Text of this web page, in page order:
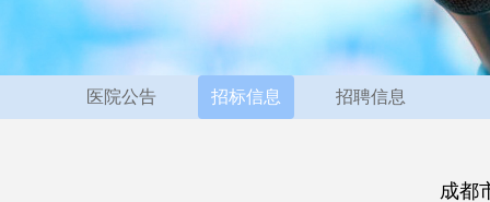
医院公告 招标信息 招聘信息
成都